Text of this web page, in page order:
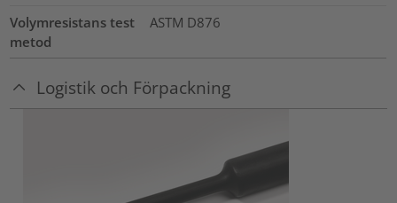
Volymresistans test
metod
ASTM D876
Logistik och Förpackning